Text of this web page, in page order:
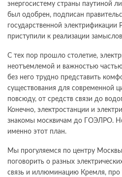
энергосистему страны паутиной
был одобрен, подписан
государственной электрификации
приступили к реализации
С тех пор прошло столетие,
неотъемлемой и важностью
без него трудно представить
существования для современной
повсюду, от средств связи до
Конечно, электростанции и
знакомы москвичам до ГОЭЛРО.
именно этот план.
Мы прогуляемся по центру
поговорить о разных
связь и иллюминацию Кремля, про